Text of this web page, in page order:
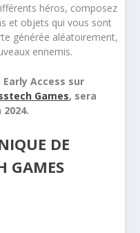
héros, composez
et objets qui vous sont
générée aléatoirement,
ennemis.
Early Access sur
Games, sera
DE
GAMES